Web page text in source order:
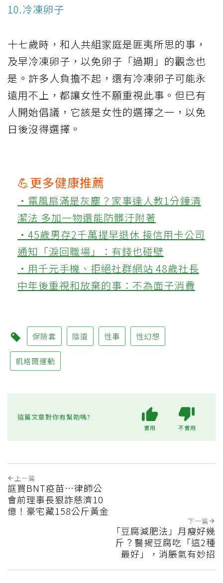
10.冷凍卵子
十七歲時，和人共組家庭是匪夷所思的事，
及早冷凍卵子，以免卵子「過期」的觀念也
是。許多人負擔不起，還有冷凍卵子可能永
遠用不上，都讓女性不願重視此事。但已有
人開始倡議，它該是女性的選擇之一，以免
日後沒得選擇。
💪更多健康推薦
‧電風扇滿是灰塵？家事達人教1分鐘清
潔法 多加一物還能防髒汙附著
‧45歲男存2千萬提早退休 接信用卡公司
通知「淚回職場」：有錢也碰壁
‧用千元手機、拒絕社群網站 48歲社長
中年後重視和放棄的事：不為面子消費
保險套 陰道 性事 性幻想
凱格爾運動
這篇文章對你有幫助嗎?
實用 不實用
上一篇
誆買BNT疫苗…律師公
會前理事長狠詐慈濟10
億！豪宅藏158公斤黃金
下一篇
「豆腐減肥法」月瘦好幾
斤？醫揭豆腐吃「這2種
最好」，消脹氣有妙招